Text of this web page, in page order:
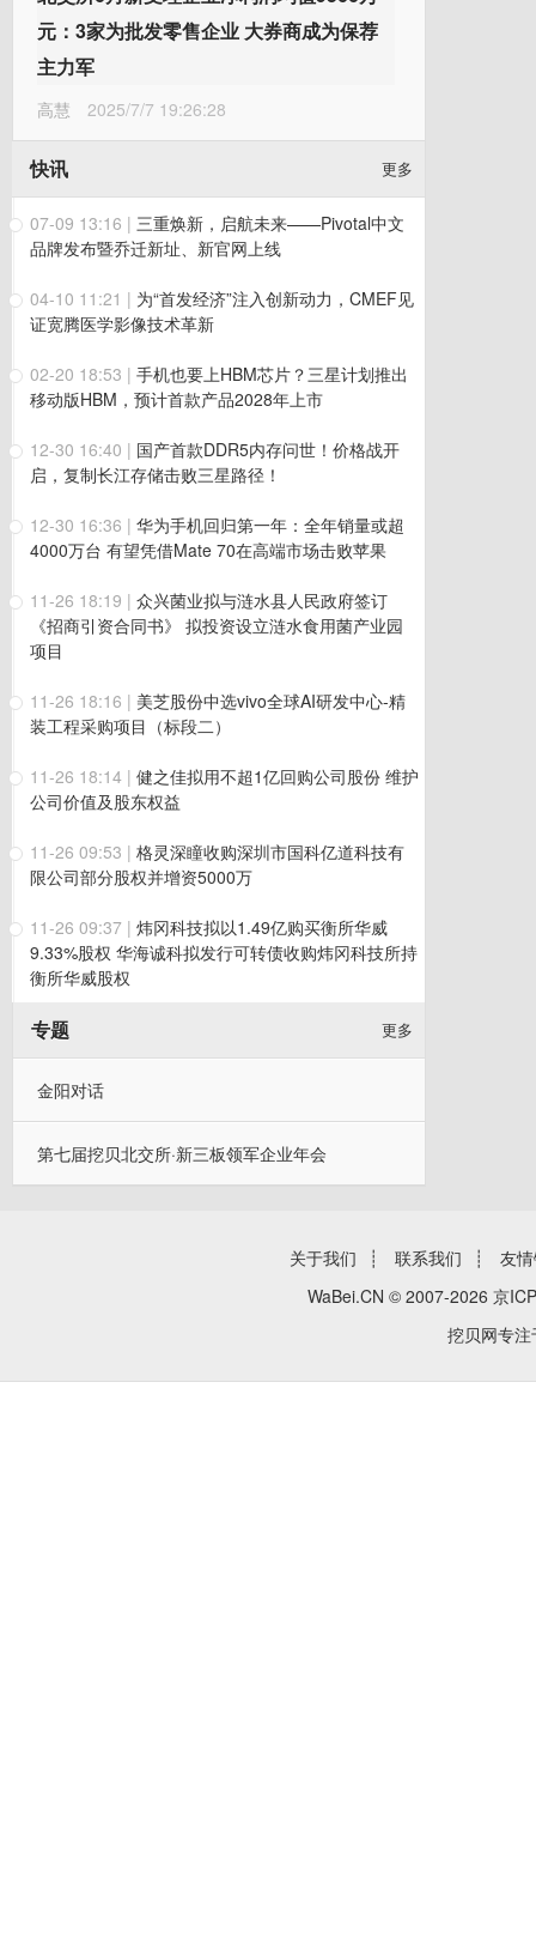
元：3家为批发零售企业 大券商成为保荐
主力军
高慧 2025/7/7 19:26:28
快讯 更多
07-09 13:16 | 三重焕新，启航未来——Pivotal中文
品牌发布暨乔迁新址、新官网上线
04-10 11:21 | 为“首发经济”注入创新动力，CMEF见
证宽腾医学影像技术革新
02-20 18:53 | 手机也要上HBM芯片？三星计划推出
移动版HBM，预计首款产品2028年上市
12-30 16:40 | 国产首款DDR5内存问世！价格战开
启，复制长江存储击败三星路径！
12-30 16:36 | 华为手机回归第一年：全年销量或超
4000万台 有望凭借Mate 70在高端市场击败苹果
11-26 18:19 | 众兴菌业拟与涟水县人民政府签订
《招商引资合同书》 拟投资设立涟水食用菌产业园
项目
11-26 18:16 | 美芝股份中选vivo全球AI研发中心-精
装工程采购项目（标段二）
11-26 18:14 | 健之佳拟用不超1亿回购公司股份 维护
公司价值及股东权益
11-26 09:53 | 格灵深瞳收购深圳市国科亿道科技有
限公司部分股权并增资5000万
11-26 09:37 | 炜冈科技拟以1.49亿购买衡所华威
9.33%股权 华海诚科拟发行可转债收购炜冈科技所持
衡所华威股权
专题 更多
金阳对话
第七届挖贝北交所·新三板领军企业年会
关于我们 ┊ 联系我们 ┊
友
WaBei.CN © 2007-2026 京
挖贝网专